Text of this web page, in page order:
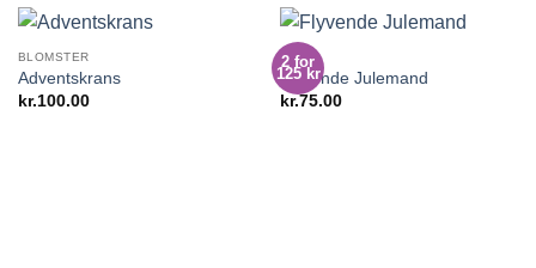
BLOMSTER
Adventskrans
kr.100.00
2 for
125 kr
JUL
Flyvende Julemand
kr.75.00